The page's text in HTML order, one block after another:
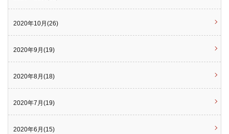
2020年10月(26)
2020年9月(19)
2020年8月(18)
2020年7月(19)
2020年6月(15)